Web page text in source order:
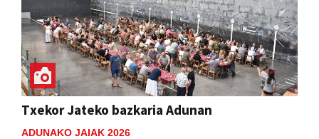
Txekor Jateko bazkaria Adunan
ADUNAKO JAIAK 2026